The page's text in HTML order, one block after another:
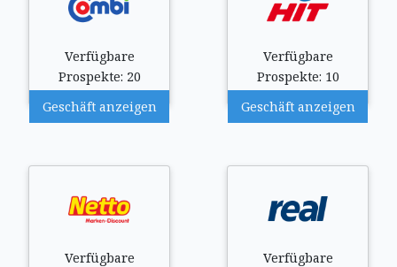
Verfügbare
Prospekte: 20
Geschäft anzeigen
Verfügbare
Prospekte: 10
Geschäft anzeigen
Verfügbare
Verfügbare